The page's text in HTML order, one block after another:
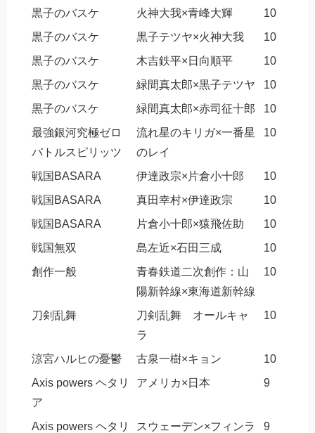
黒子のバスケ 火神大我×青峰大輝
10
黒子のバスケ
黒子テツヤ×火神大我
10
黒子のバスケ
木吉鉄平×日向順平
10
黒子のバスケ
緑間真太郎×黒子テツヤ
10
黒子のバスケ
緑間真太郎×赤司征十郎
10
最強銀河究極ゼロ
バトルスピリッツ
流れ星のキリガ×一番星
のレイ
10
戦国BASARA 伊達政宗×片倉小十郎
10
戦国BASARA
真田幸村×伊達政宗
10
戦国BASARA
片倉小十郎×猿飛佐助
10
戦国無双
島左近×石田三成
10
創作一般
青春鉄道二次創作：山
陽新幹線×東海道新幹線
10
刀剣乱舞
刀剣乱舞 オールキャ
ラ
10
涼宮ハルヒの憂鬱 古泉一樹×キョン
10
Axis powers ヘタリ
ア
アメリカ×日本 9
Axis powers ヘタリ スウェーデン×フィンラ 9